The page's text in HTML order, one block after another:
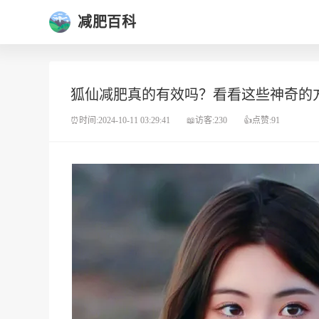
减肥百科
狐仙减肥真的有效吗？看看这些神奇的
⏰时间:2024-10-11 03:29:41 📖访客:230 👍点赞:91